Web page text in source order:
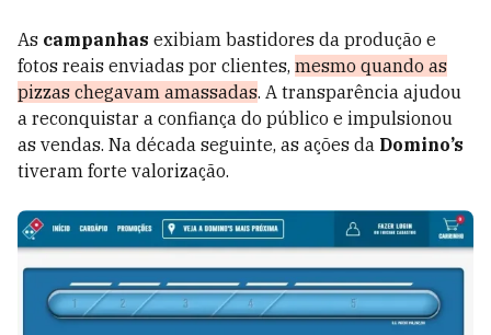
As campanhas exibiam bastidores da produção e
fotos reais enviadas por clientes, mesmo quando as
pizzas chegavam amassadas. A transparência ajudou
a reconquistar a confiança do público e impulsionou
as vendas. Na década seguinte, as ações da Domino’s
tiveram forte valorização.